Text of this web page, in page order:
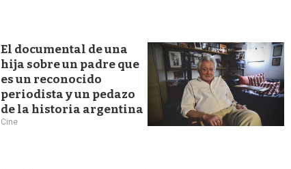
e
d
a
El documental de una
hija sobre un padre que
es un reconocido
periodista y un pedazo
de la historia argentina
Cine